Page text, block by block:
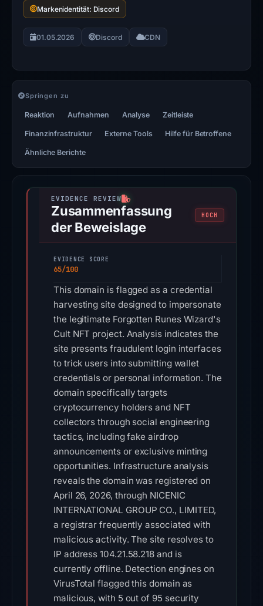
Markenidentität: Discord
01.05.2026 Discord CDN
Springen zu
Reaktion Aufnahmen Analyse Zeitleiste
Finanzinfrastruktur Externe Tools Hilfe für Betroffene
Ähnliche Berichte
Zusammenfassung
der Beweislage
HOCH
EVIDENCE SCORE
65/100
This domain is flagged as a credential
harvesting site designed to impersonate
the legitimate Forgotten Runes Wizard's
Cult NFT project. Analysis indicates the
site presents fraudulent login interfaces
to trick users into submitting wallet
credentials or personal information. The
domain specifically targets
cryptocurrency holders and NFT
collectors through social engineering
tactics, including fake airdrop
announcements or exclusive minting
opportunities. Infrastructure analysis
reveals the domain was registered on
April 26, 2026, through NICENIC
INTERNATIONAL GROUP CO., LIMITED,
a registrar frequently associated with
malicious activity. The site resolves to
IP address 104.21.58.218 and is
currently offline. Detection engines on
VirusTotal flagged this domain as
malicious, with 5 out of 95 security